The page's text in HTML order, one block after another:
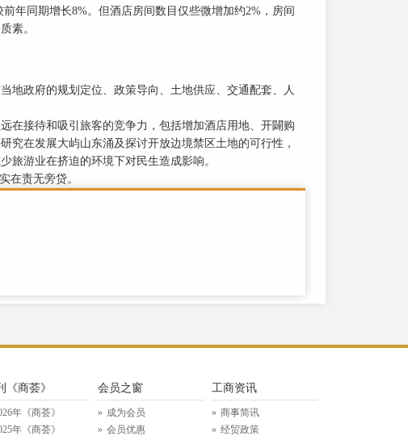
年同期增长8%。但酒店房间数目仅些微增加约2%，房间
素。
地政府的规划定位、政策导向、土地供应、交通配套、人
在接待和吸引旅客的竞争力，包括增加酒店用地、开闢购
究在发展大屿山东涌及探讨开放边境禁区土地的可行性，
旅游业在挤迫的环境下对民生造成影响。
在责无旁贷。
《商荟》
年《商荟》
年《商荟》
会员之窗
成为会员
会员优惠
工商资讯
商事简讯
经贸政策